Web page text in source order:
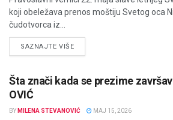
koji obeležava prenos moštiju Svetog oca
čudotvorca iz...
SAZNAJTE VIŠEDETAILS
Šta znači kada se prezime
OVIĆ
BY MILENA STEVANOVIĆ MAJ 15, 2026